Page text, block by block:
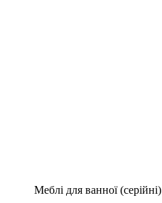
Меблі для ванної (серійні)